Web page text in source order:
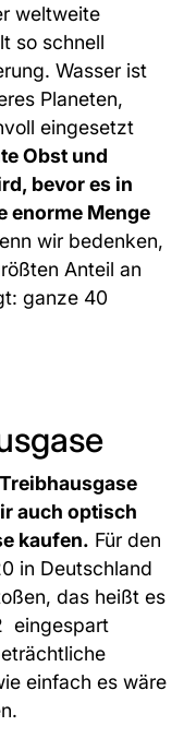
weltweite
so schnell
Wasser ist
Planeten,
eingesetzt
Obst und
bevor es in
enorme Menge
wir bedenken,
Anteil an
ganze 40
auch optisch
kaufen. Für den
in Deutschland
das heißt es
eingespart
einfach es wäre